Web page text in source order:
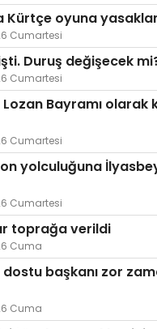
Kürtçe oyuna
Cumartesi
Duruş değişecek
Cumartesi
Bayramı olarak
Cumartesi
yolculuğuna
Cumartesi
toprağa verildi
Cuma
dostu başkanı zor
Cuma